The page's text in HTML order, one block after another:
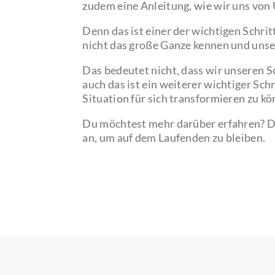
zudem eine Anleitung, wie wir uns
Denn das ist einer der wichtigen
nicht das große Ganze kennen und
Das bedeutet nicht, dass wir unseren
auch das ist ein weiterer wichtiger
Situation für sich transformieren zu
Du möchtest mehr darüber erfahren?
an, um auf dem Laufenden zu bleiben.